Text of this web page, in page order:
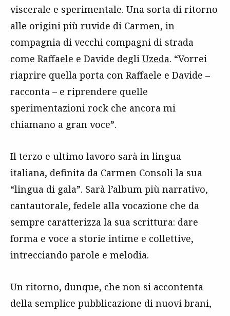
viscerale e sperimentale. Una sorta di ritorno
alle origini più ruvide di Carmen, in
compagnia di vecchi compagni di strada
come Raffaele e Davide degli Uzeda. “Vorrei
riaprire quella porta con Raffaele e Davide –
racconta – e riprendere quelle
sperimentazioni rock che ancora mi
chiamano a gran voce”.
Il terzo e ultimo lavoro sarà in lingua
italiana, definita da Carmen Consoli la sua
“lingua di gala”. Sarà l’album più narrativo,
cantautorale, fedele alla vocazione che da
sempre caratterizza la sua scrittura: dare
forma e voce a storie intime e collettive,
intrecciando parole e melodia.
Un ritorno, dunque, che non si accontenta
della semplice pubblicazione di nuovi brani,